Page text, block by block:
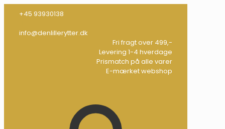
+45 93930138
info@denlillerytter.dk
Fri fragt over 499,-
Levering 1-4 hverdage
Prismatch på alle varer
E-mærket webshop